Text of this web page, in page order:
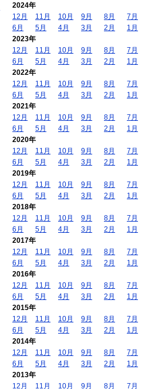
2024年
12月
11月 10月 9月 8月
7月
6月
5月 4月 3月 2月
1月
2023年
12月
11月 10月 9月 8月
7月
6月
5月 4月 3月 2月
1月
2022年
12月
11月 10月 9月 8月
7月
6月
5月 4月 3月 2月
1月
2021年
12月
11月 10月 9月 8月
7月
6月
5月 4月 3月 2月
1月
2020年
12月
11月 10月 9月 8月
7月
6月
5月 4月 3月 2月
1月
2019年
12月
11月 10月 9月 8月
7月
6月
5月 4月 3月 2月
1月
2018年
12月
11月 10月 9月 8月
7月
6月
5月 4月 3月 2月
1月
2017年
12月
11月 10月 9月 8月
7月
6月
5月 4月 3月 2月
1月
2016年
12月
11月 10月 9月 8月
7月
6月
5月 4月 3月 2月
1月
2015年
12月
11月 10月 9月 8月
7月
6月
5月 4月 3月 2月
1月
2014年
12月
11月 10月 9月 8月
7月
6月
5月 4月 3月 2月
1月
2013年
12月
11月 10月 9月 8月 7月